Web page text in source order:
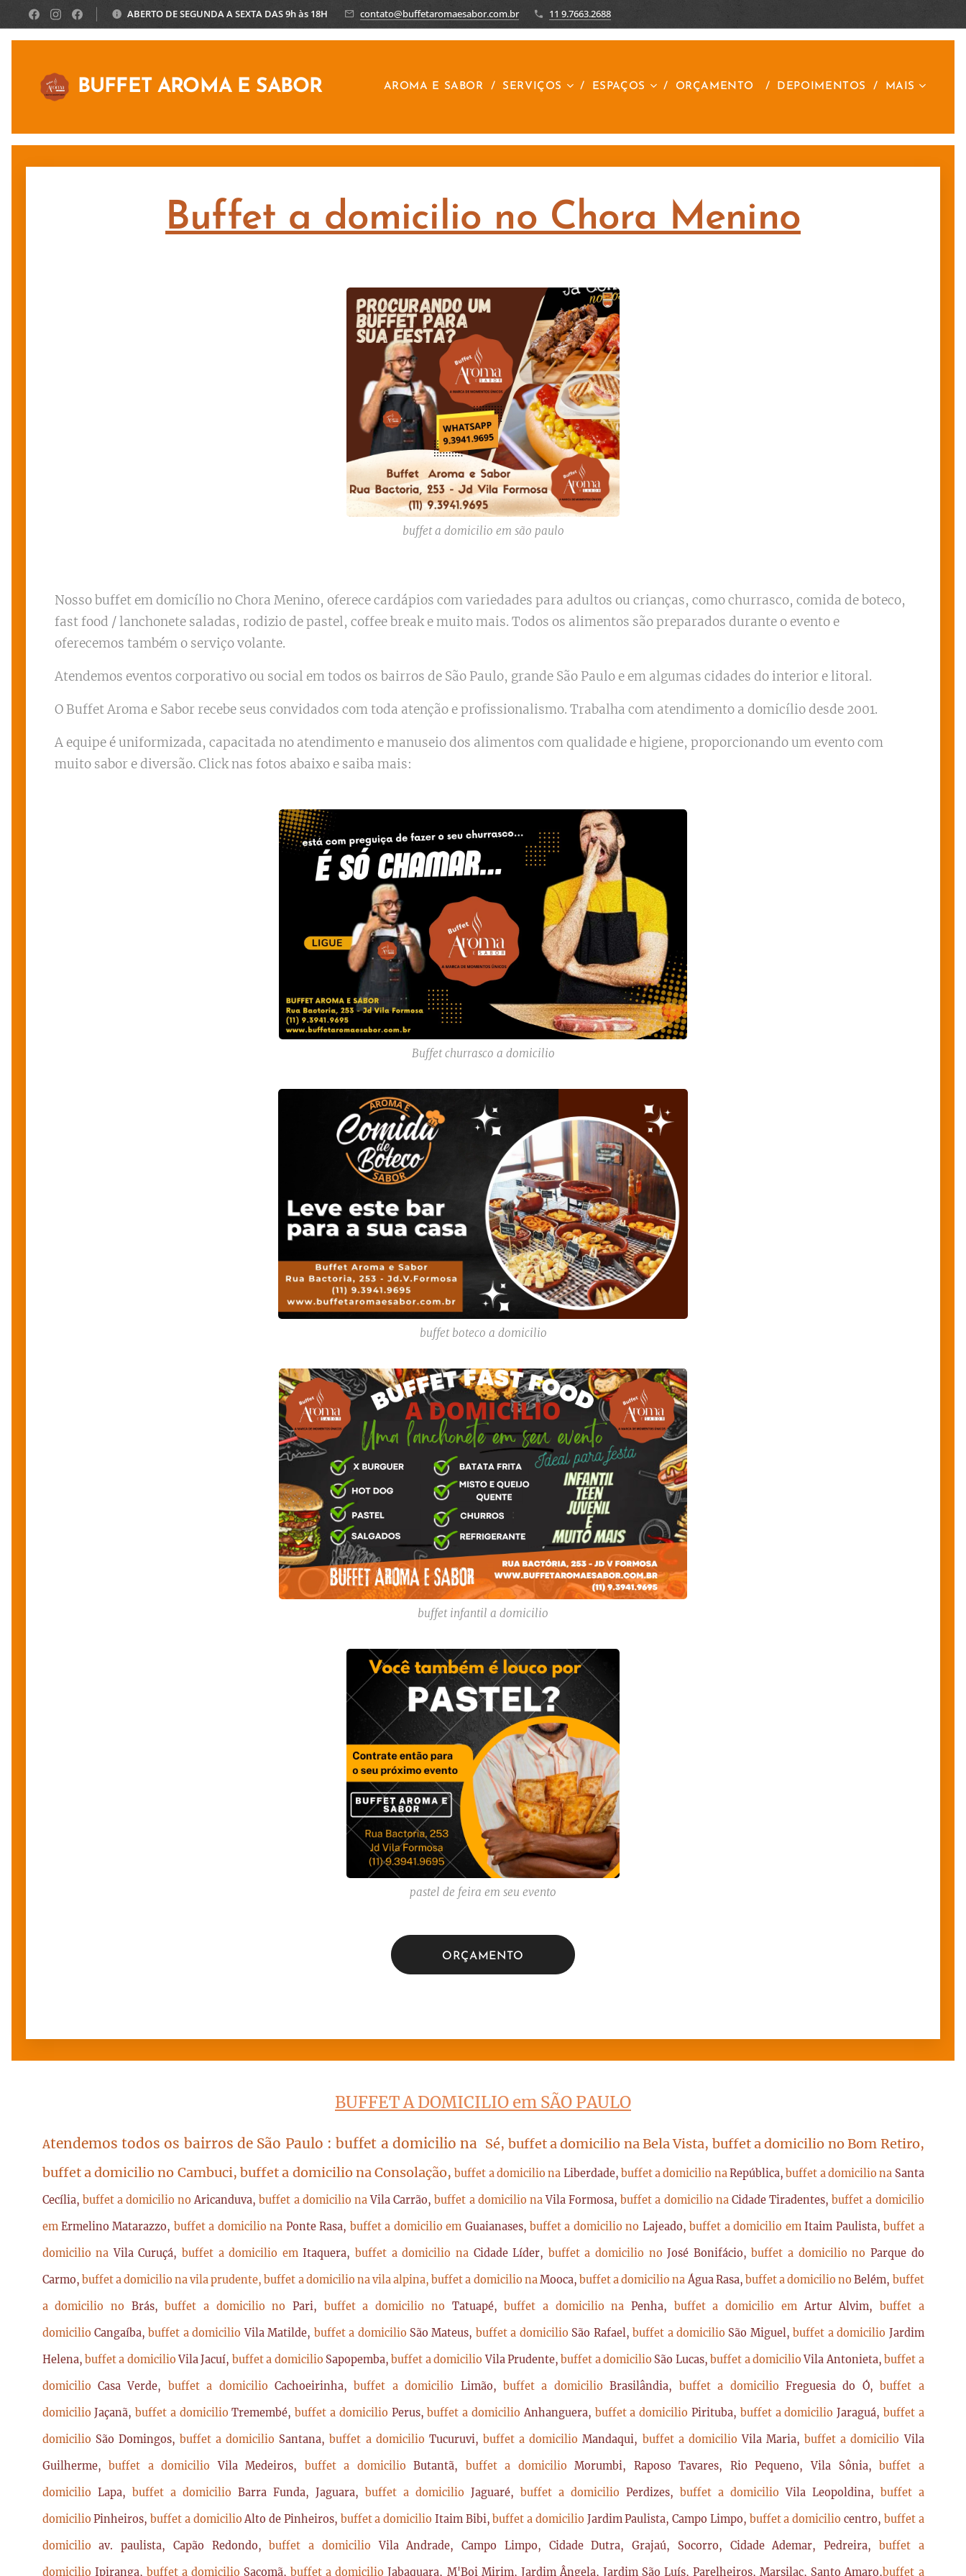
ABERTO DE SEGUNDA A SEXTA DAS 9h às 18H contato@buffetaromaesabor.com.br 11 9.7663.2688
BUFFET AROMA E SABOR AROMA E SABOR SERVIÇOS ESPAÇOS ORÇAMENTO DEPOIMENTOS MAIS
Buffet a domicilio no Chora Menino
buffet a domicilio em são paulo
Nosso buffet em domicílio no Chora Menino, oferece cardápios com variedades para adultos ou crianças, como churrasco, comida de boteco,
fast food / lanchonete saladas, rodizio de pastel, coffee break e muito mais. Todos os alimentos são preparados durante o evento e
oferecemos também o serviço volante.
Atendemos eventos corporativo ou social em todos os bairros de São Paulo, grande São Paulo e em algumas cidades do interior e litoral.
O Buffet Aroma e Sabor recebe seus convidados com toda atenção e profissionalismo. Trabalha com atendimento a domicílio desde 2001.
A equipe é uniformizada, capacitada no atendimento e manuseio dos alimentos com qualidade e higiene, proporcionando um evento com
muito sabor e diversão. Click nas fotos abaixo e saiba mais:
Buffet churrasco a domicilio
buffet boteco a domicilio
buffet infantil a domicilio
pastel de feira em seu evento
ORÇAMENTO
BUFFET A DOMICILIO em SÃO PAULO
Atendemos todos os bairros de São Paulo : buffet a domicilio na Sé, buffet a domicilio na Bela Vista, buffet a domicilio no Bom Retiro,
buffet a domicilio no Cambuci, buffet a domicilio na Consolação,buffet a domicilio na Liberdade, buffet a domicilio naRepública,buffet a domicilio na Santa
Cecília, buffet a domicilio noAricanduva,buffet a domicilio naVila Carrão,buffet a domicilio naVila Formosa,buffet a domicilio na Cidade Tiradentes,buffet a domicilio
em Ermelino Matarazzo, buffet a domicilio na Ponte Rasa, buffet a domicilio em Guaianases,buffet a domicilio no Lajeado,buffet a domicilio emItaim Paulista,buffet a
domicilio naVila Curuçá, buffet a domicilio emItaquera,buffet a domicilio na Cidade Líder, buffet a domicilio noJosé Bonifácio,buffet a domicilio no Parque do
Carmo, buffet a domicilio na vila prudente,buffet a domicilio na vila alpina, buffet a domicilio naMooca,buffet a domicilio naÁgua Rasa, buffet a domicilio noBelém, buffet
a domicilio no Brás,buffet a domicilio noPari, buffet a domicilio no Tatuapé,buffet a domicilio naPenha, buffet a domicilio emArtur Alvim, buffet a
domicilio Cangaíba,buffet a domicilioVila Matilde, buffet a domicilio São Mateus, buffet a domicilio São Rafael,buffet a domicilio São Miguel,buffet a domicilio Jardim
Helena, buffet a domicilioVila Jacuí, buffet a domicilio Sapopemba,buffet a domicilioVila Prudente,buffet a domicilio São Lucas,buffet a domicilioVila Antonieta,buffet a
domicilio Casa Verde, buffet a domicilio Cachoeirinha,buffet a domicilio Limão,buffet a domicilioBrasilândia, buffet a domicilio Freguesia do Ó,buffet a
domicilioJaçanã,buffet a domicilioTremembé,buffet a domicilio Perus,buffet a domicilioAnhanguera, buffet a domicilio Pirituba, buffet a domicilioJaraguá, buffet a
domicilio São Domingos, buffet a domicilio Santana,buffet a domicilio Tucuruvi, buffet a domicilioMandaqui, buffet a domicilioVila Maria,buffet a domicilioVila
Guilherme,buffet a domicilioVila Medeiros, buffet a domicilioButantã, buffet a domicilioMorumbi, Raposo Tavares, Rio Pequeno, Vila Sônia,buffet a
domicilio Lapa, buffet a domicilio Barra Funda, Jaguara, buffet a domicilio Jaguaré, buffet a domicilio Perdizes, buffet a domicilioVila Leopoldina, buffet a
domicilioPinheiros,buffet a domicilioAlto de Pinheiros, buffet a domicilio Itaim Bibi,buffet a domicilio Jardim Paulista, Campo Limpo, buffet a domiciliocentro, buffet a
domicilioav. paulista, Capão Redondo,buffet a domicilioVila Andrade, Campo Limpo, Cidade Dutra, Grajaú, Socorro, Cidade Ademar, Pedreira, buffet a
domicilio Ipiranga, buffet a domicilio Sacomã,buffet a domicilioJabaquara, M'Boi Mirim, Jardim Ângela, Jardim São Luís, Parelheiros, Marsilac, Santo Amaro,buffet a